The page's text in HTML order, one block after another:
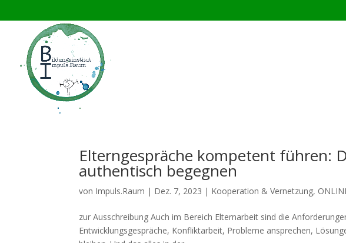
Elterngespräche kompetent führen:
authentisch begegnen
von Impuls.Raum | Dez. 7, 2023 | Kooperation & Vernetzung,
zur Ausschreibung Auch im Bereich Elternarbeit sind die
Entwicklungsgespräche, Konfliktarbeit, Probleme ansprechen,